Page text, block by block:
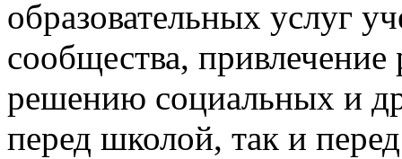
образовательных услуг
сообщества,
решению социальных и
перед школой, так и